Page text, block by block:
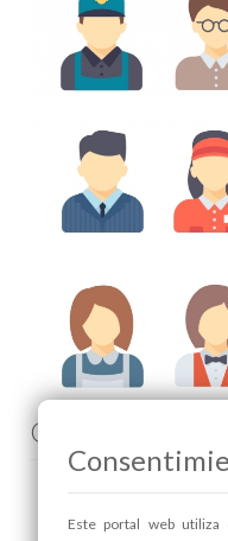
Comenta esta
Este portal web